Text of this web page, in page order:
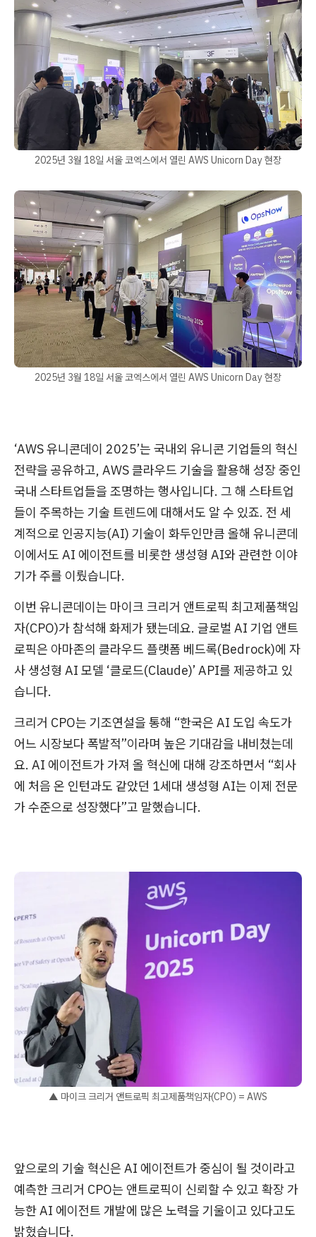
2025년 3월 18일 서울 코엑스에서 열린 AWS Unicorn Day 현장
2025년 3월 18일 서울 코엑스에서 열린 AWS Unicorn Day 현장
‘AWS 유니콘데이 2025’는 국내외 유니콘 기업들의 혁신
전략을 공유하고, AWS 클라우드 기술을 활용해 성장 중인
국내 스타트업들을 조명하는 행사입니다. 그 해 스타트업
들이 주목하는 기술 트렌드에 대해서도 알 수 있죠. 전 세
계적으로 인공지능(AI) 기술이 화두인만큼 올해 유니콘데
이에서도 AI 에이전트를 비롯한 생성형 AI와 관련한 이야
기가 주를 이뤘습니다.
이번 유니콘데이는 마이크 크리거 앤트로픽 최고제품책임
자(CPO)가 참석해 화제가 됐는데요. 글로벌 AI 기업 앤트
로픽은 아마존의 클라우드 플랫폼 베드록(Bedrock)에 자
사 생성형 AI 모델 ‘클로드(Claude)’ API를 제공하고 있
습니다.
크리거 CPO는 기조연설을 통해 “한국은 AI 도입 속도가
어느 시장보다 폭발적”이라며 높은 기대감을 내비쳤는데
요. AI 에이전트가 가져 올 혁신에 대해 강조하면서 “회사
에 처음 온 인턴과도 같았던 1세대 생성형 AI는 이제 전문
가 수준으로 성장했다”고 말했습니다.
▲ 마이크 크리거 앤트로픽 최고제품책임자(CPO) = AWS
앞으로의 기술 혁신은 AI 에이전트가 중심이 될 것이라고
예측한 크리거 CPO는 앤트로픽이 신뢰할 수 있고 확장 가
능한 AI 에이전트 개발에 많은 노력을 기울이고 있다고도
밝혔습니다.